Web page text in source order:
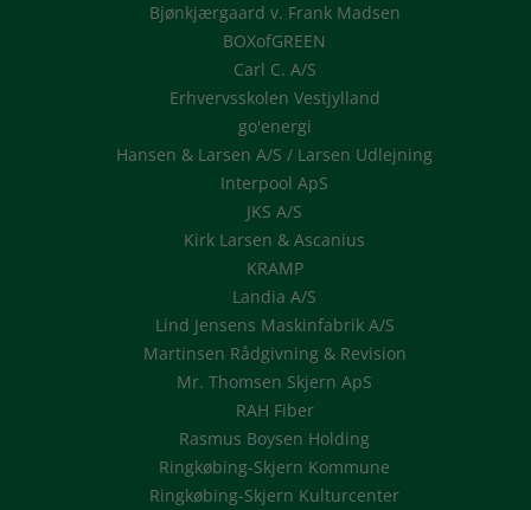
Bjønkjærgaard v. Frank Madsen
BOXofGREEN
Carl C. A/S
Erhvervsskolen Vestjylland
go'energi
Hansen & Larsen A/S / Larsen Udlejning
Interpool ApS
JKS A/S
Kirk Larsen & Ascanius
KRAMP
Landia A/S
Lind Jensens Maskinfabrik A/S
Martinsen Rådgivning & Revision
Mr. Thomsen Skjern ApS
RAH Fiber
Rasmus Boysen Holding
Ringkøbing-Skjern Kommune
Ringkøbing-Skjern Kulturcenter